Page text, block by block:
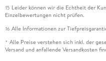
15 Leider können wir die Echtheit der
Einzelbewertungen nicht prüfen.
16 Alle Informationen zur
* Alle Preise verstehen sich inkl. der
Versand und anfallende Versandkosten